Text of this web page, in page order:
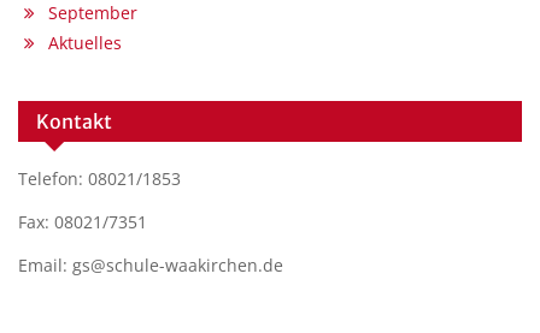
September
Aktuelles
Kontakt
Telefon: 08021/1853
Fax: 08021/7351
Email: gs@schule-waakirchen.de